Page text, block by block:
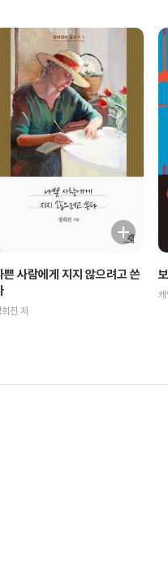
쁜 사람에게 지지 않으려고 쓴
희진 저